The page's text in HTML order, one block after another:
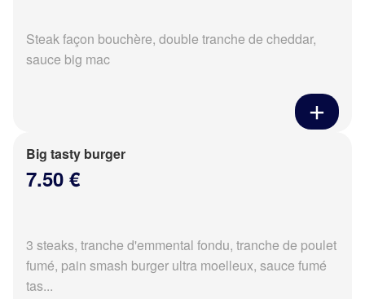
Steak façon bouchère, double tranche de cheddar,
sauce big mac
Big tasty burger
7.50 €
3 steaks, tranche d'emmental fondu, tranche de poulet
fumé, pain smash burger ultra moelleux, sauce fumé
tas...